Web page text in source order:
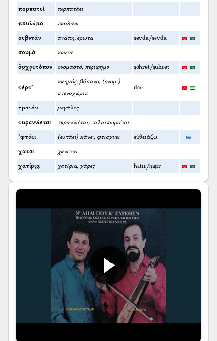
πορπατεί περπατάει
πουλόπο πουλάκι
σεβντάν αγάπη, έρωτα sevda/sevdā
σουμά κοντά
σ̌ο̤χρετόπον ονομαστό, περίφημο şöhret/şuhret
τέρτ’
καημός, βάσανο, (ονομ.)
στενοχώρια
dert
τρανόν μεγάλος
τυραννίεται τυραννιέται, ταλαιπωριέται
’φτάει (ευτάει) κάνει, φτιάχνει εὐθειάζω
χάται χάνεται
χατίρι͜α χατίρια, χάρες hatır/ḫāṭir